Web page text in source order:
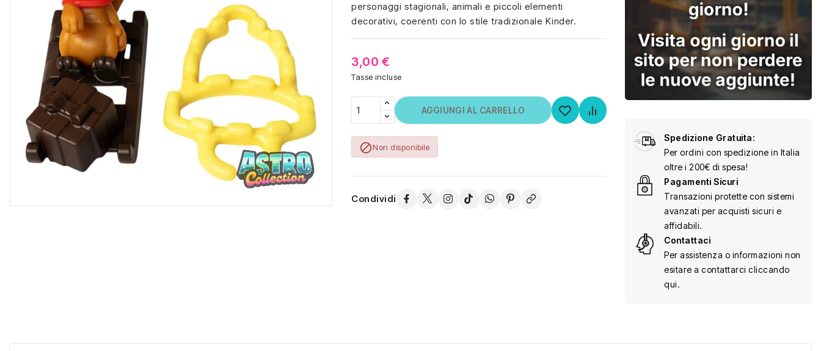
personaggi stagionali, animali e piccoli elementi
decorativi, coerenti con lo stile tradizionale Kinder.
3,00 €
Tasse incluse
AGGIUNGI AL CARRELLO
Non disponibile
Condividi
Spedizione Gratuita:
Per ordini con spedizione in Italia
oltre i 200€ di spesa!
Pagamenti Sicuri
Transazioni protette con sistemi
avanzati per acquisti sicuri e
affidabili.
Contattaci
Per assistenza o informazioni non
esitare a contattarci cliccando
qui.